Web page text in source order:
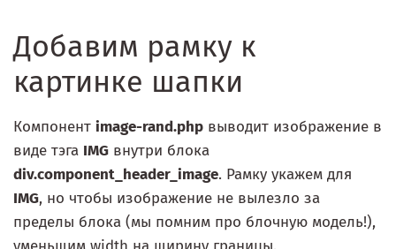
Добавим рамку к
картинке шапки
Компонент image-rand.php выводит изображение в
виде тэга IMG внутри блока
div.component_header_image. Рамку укажем для
IMG, но чтобы изображение не вылезло за
пределы блока (мы помним про блочную модель!),